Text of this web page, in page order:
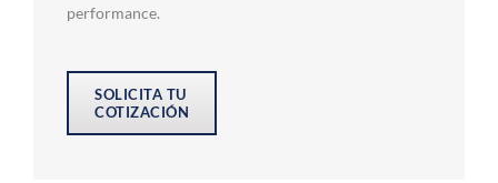
performance.
SOLICITA TU
COTIZACIÓN